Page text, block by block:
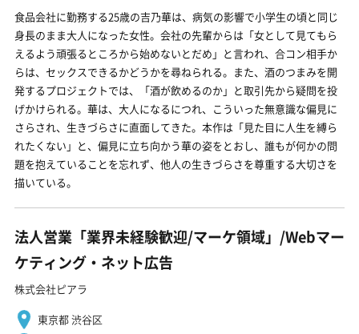
食品会社に勤務する25歳の吉乃華は、病気の影響で小学生の頃と同じ
身長のまま大人になった女性。会社の先輩からは「女として見てもら
えるよう頑張るところから始めないとだめ」と言われ、合コン相手か
らは、セックスできるかどうかを尋ねられる。また、酒のつまみを開
発するプロジェクトでは、「酒が飲めるのか」と取引先から疑問を投
げかけられる。華は、大人になるにつれ、こういった無意識な偏見に
さらされ、生きづらさに直面してきた。本作は「見た目に人生を縛ら
れたくない」と、偏見に立ち向かう華の姿をとおし、誰もが何かの問
題を抱えていることを忘れず、他人の生きづらさを尊重する大切さを
描いている。
法人営業「業界未経験歓迎/マーケ領域」/Webマー
ケティング・ネット広告
株式会社ピアラ
東京都 渋谷区